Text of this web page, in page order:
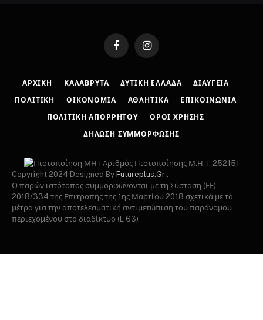
FacebookInstagram
ΑΡΧΙΚΉ ΚΑΛΆΒΡΥΤΑ ΔΥΤΙΚΉ ΕΛΛΆΔΑ ΔΙΑΎΓΕΙΑ
ΠΟΛΙΤΙΚΉ ΟΙΚΟΝΟΜΊΑ ΑΘΛΗΤΙΚΆ ΕΠΙΚΟΙΝΩΝΊΑ
ΠΟΛΙΤΙΚΉ ΑΠΟΡΡΉΤΟΥ ΌΡΟΙ ΧΡΉΣΗΣ
ΔΉΛΩΣΗ ΣΥΜΜΌΡΦΩΣΗΣ
Αριθμός Πιστοποίησης Μ.Η.Τ. 252151
Copyright 2024 Designed By Futureplus.Gr
Ο παρών ιστότοπος συμμορφώνονται με τη Σύσταση (ΕΕ)
2018/334 της Επιτροπής της 1ης Μαρτίου 2018 σχετικά με τα
μέτρα για την αποτελεσματική αντιμετώπιση του παράνομου
περιεχομένου στο διαδίκτυο (L 63)